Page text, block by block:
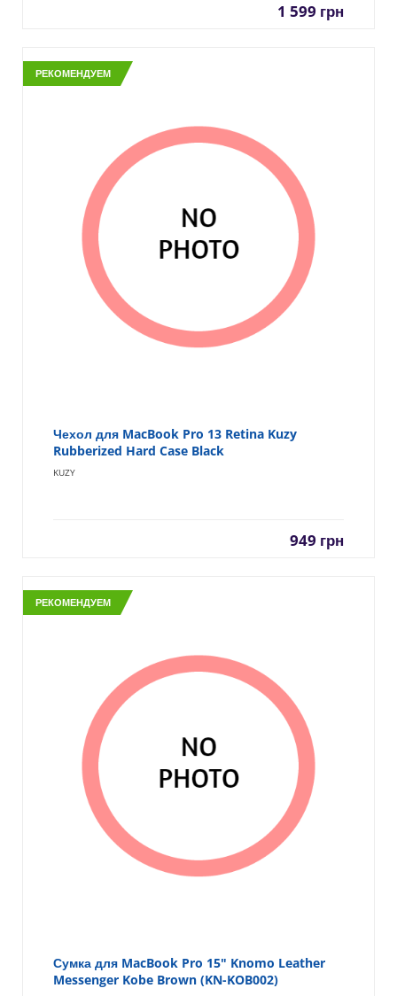
1 599 грн
РЕКОМЕНДУЕМ
Чехол для MacBook Pro 13 Retina Kuzy
Rubberized Hard Case Black
KUZY
949 грн
РЕКОМЕНДУЕМ
Сумка для MacBook Pro 15" Knomo Leather
Messenger Kobe Brown (KN-KOB002)